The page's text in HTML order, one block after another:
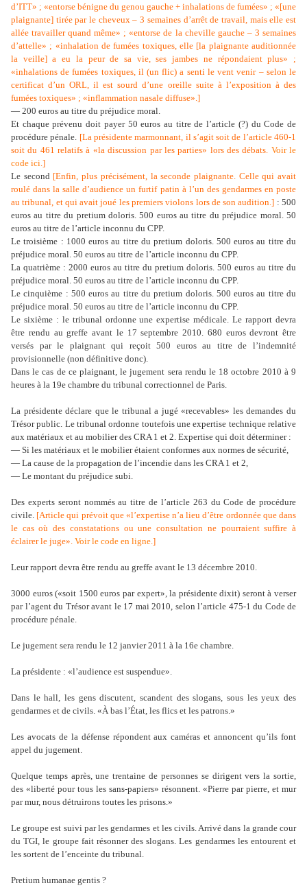
d’ITT» ; «entorse bénigne du genou gauche + inhalations de fumées» ; «[une
plaignante] tirée par le cheveux – 3 semaines d’arrêt de travail, mais elle est
allée travailler quand même» ; «entorse de la cheville gauche – 3 semaines
d’attelle» ; «inhalation de fumées toxiques, elle [la plaignante auditionnée
la veille] a eu la peur de sa vie, ses jambes ne répondaient plus» ;
«inhalations de fumées toxiques, il (un flic) a senti le vent venir – selon le
certificat d’un ORL, il est sourd d’une oreille suite à l’exposition à des
fumées toxiques» ; «inflammation nasale diffuse».]
— 200 euros au titre du préjudice moral.
Et chaque prévenu doit payer 50 euros au titre de l’article (?) du Code de
procédure pénale. [La présidente marmonnant, il s’agit soit de l’article 460-1
soit du 461 relatifs à «la discussion par les parties» lors des débats. Voir le
code ici.]
Le second [Enfin, plus précisément, la seconde plaignante. Celle qui avait
roulé dans la salle d’audience un furtif patin à l’un des gendarmes en poste
au tribunal, et qui avait joué les premiers violons lors de son audition.] : 500
euros au titre du pretium doloris. 500 euros au titre du préjudice moral. 50
euros au titre de l’article inconnu du CPP.
Le troisième : 1000 euros au titre du pretium doloris. 500 euros au titre du
préjudice moral. 50 euros au titre de l’article inconnu du CPP.
La quatrième : 2000 euros au titre du pretium doloris. 500 euros au titre du
préjudice moral. 50 euros au titre de l’article inconnu du CPP.
Le cinquième : 500 euros au titre du pretium doloris. 500 euros au titre du
préjudice moral. 50 euros au titre de l’article inconnu du CPP.
Le sixième : le tribunal ordonne une expertise médicale. Le rapport devra
être rendu au greffe avant le 17 septembre 2010. 680 euros devront être
versés par le plaignant qui reçoit 500 euros au titre de l’indemnité
provisionnelle (non définitive donc).
Dans le cas de ce plaignant, le jugement sera rendu le 18 octobre 2010 à 9
heures à la 19e chambre du tribunal correctionnel de Paris.
La présidente déclare que le tribunal a jugé «recevables» les demandes du
Trésor public. Le tribunal ordonne toutefois une expertise technique relative
aux matériaux et au mobilier des CRA 1 et 2. Expertise qui doit déterminer :
— Si les matériaux et le mobilier étaient conformes aux normes de sécurité,
— La cause de la propagation de l’incendie dans les CRA 1 et 2,
— Le montant du préjudice subi.
Des experts seront nommés au titre de l’article 263 du Code de procédure
civile. [Article qui prévoit que «l’expertise n’a lieu d’être ordonnée que dans
le cas où des constatations ou une consultation ne pourraient suffire à
éclairer le juge». Voir le code en ligne.]
Leur rapport devra être rendu au greffe avant le 13 décembre 2010.
3000 euros («soit 1500 euros par expert», la présidente dixit) seront à verser
par l’agent du Trésor avant le 17 mai 2010, selon l’article 475-1 du Code de
procédure pénale.
Le jugement sera rendu le 12 janvier 2011 à la 16e chambre.
La présidente : «l’audience est suspendue».
Dans le hall, les gens discutent, scandent des slogans, sous les yeux des
gendarmes et de civils. «À bas l’État, les flics et les patrons.»
Les avocats de la défense répondent aux caméras et annoncent qu’ils font
appel du jugement.
Quelque temps après, une trentaine de personnes se dirigent vers la sortie,
des «liberté pour tous les sans-papiers» résonnent. «Pierre par pierre, et mur
par mur, nous détruirons toutes les prisons.»
Le groupe est suivi par les gendarmes et les civils. Arrivé dans la grande cour
du TGI, le groupe fait résonner des slogans. Les gendarmes les entourent et
les sortent de l’enceinte du tribunal.
Pretium humanae gentis ?